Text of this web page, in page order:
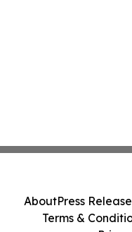
AboutPress
Terms &